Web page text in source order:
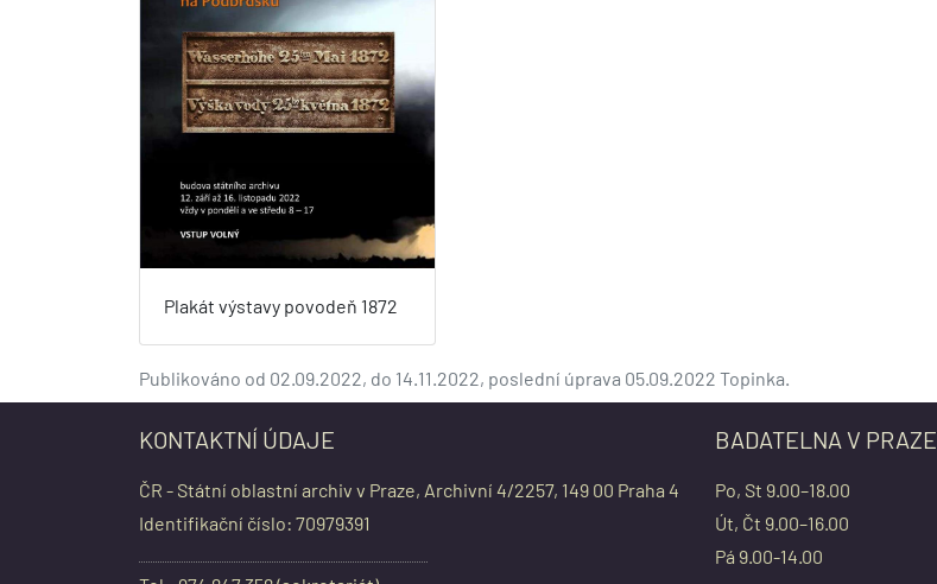
Plakát výstavy povodeň 1872
Publikováno od 02.09.2022, do 14.11.2022, poslední úprava 05.09.2022 Topinka.
KONTAKTNÍ ÚDAJE
ČR - Státní oblastní archiv v Praze, Archivní 4/2257, 149 00 Praha 4
Identifikační číslo: 70979391
BADATELNA V PRAZE
Po, St 9.00–18.00
Út, Čt 9.00–16.00
Pá 9.00-14.00